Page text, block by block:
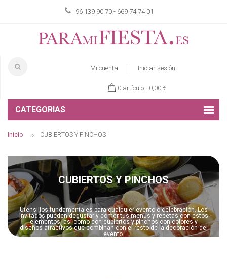
96 139 90 70 - 669 74 74 01
Mi cuenta Iniciar sesión
0 artículo - 0,00 €
CATEGORIAS
Inicio CUBIERTOS Y PINCHOS
CUBIERTOS Y PINCHOS
Utensilios fundamentales para cualquier evento o celebración. Los
invitados pueden degustar y comer tus menús y recetas con estos
elementos, así como con cubiertos y pinchos con colores y
diseños atractivos que combinan con el resto de la decoración del
evento.